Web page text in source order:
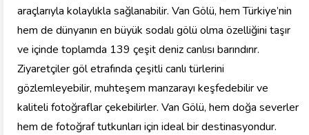
araçlarıyla kolaylıkla sağlanabilir. Van Gölü, hem Türkiye’nin
hem de dünyanın en büyük sodalı gölü olma özelliğini taşır
ve içinde toplamda 139 çeşit deniz canlısı barındırır.
Ziyaretçiler göl etrafında çeşitli canlı türlerini
gözlemleyebilir, muhteşem manzarayı keşfedebilir ve
kaliteli fotoğraflar çekebilirler. Van Gölü, hem doğa severler
hem de fotoğraf tutkunları için ideal bir destinasyondur.